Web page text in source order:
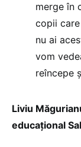
merge în
copii
nu ai
vom
reîncepe
Liviu
educațional